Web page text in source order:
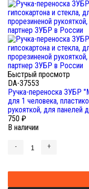
Быстрый просмотр
DA-37553
Ручка-переноска ЗУБР
для 1 человека,
рукояткой, для панелей
750 ₽
В наличии
- +